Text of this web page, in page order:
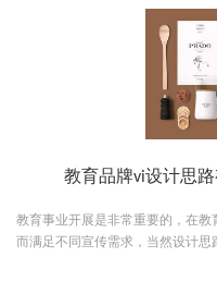
教育品牌vi设计思
教育事业开展是非常重要的，在
而满足不同宣传需求，当然设计